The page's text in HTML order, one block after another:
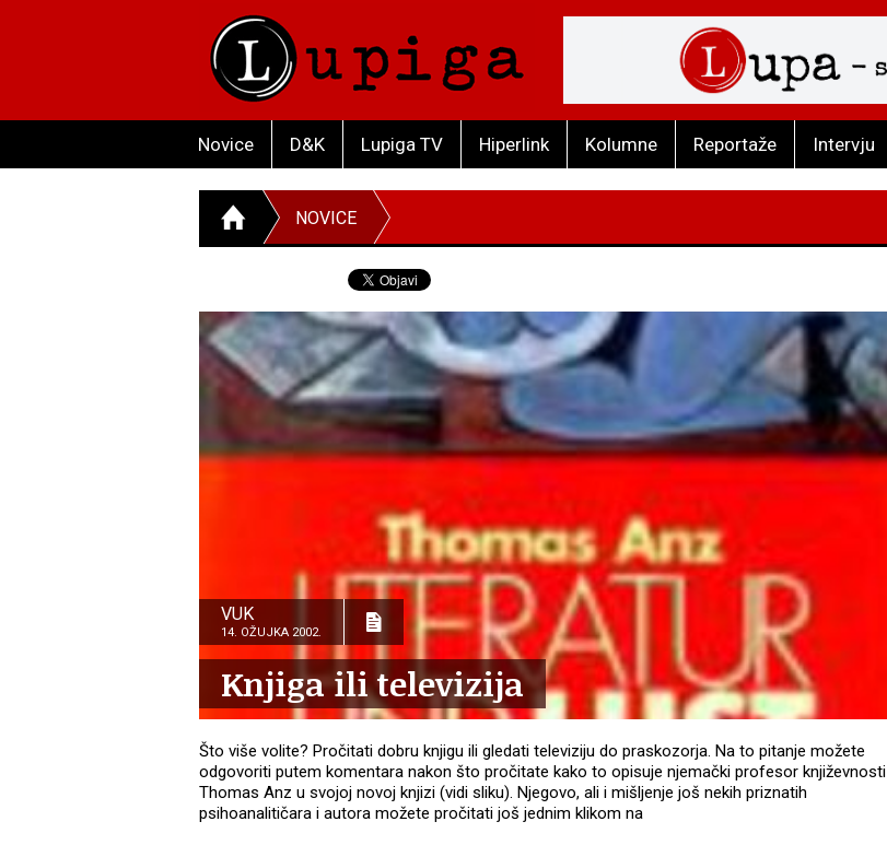
Novice D&K Lupiga TV Hiperlink Kolumne Reportaže Intervju
NOVICE
VUK
14. OŽUJKA 2002.
Knjiga ili televizija
Što više volite? Pročitati dobru knjigu ili gledati televiziju do praskozorja. Na to pitanje možete
odgovoriti putem komentara nakon što pročitate kako to opisuje njemački profesor književnosti
Thomas Anz u svojoj novoj knjizi (vidi sliku). Njegovo, ali i mišljenje još nekih priznatih
psihoanalitičara i autora možete pročitati još jednim klikom na